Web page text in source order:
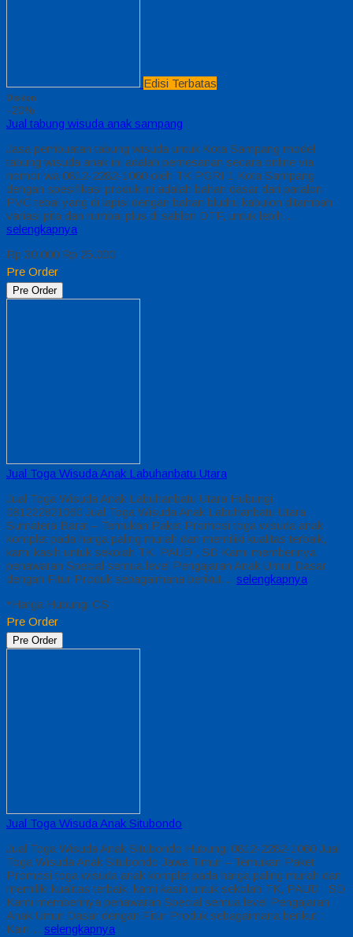
Edisi Terbatas
Diskon
-20%
Jual tabung wisuda anak sampang
Jasa pembuatan tabung wisuda untuk Kota Sampang model
tabung wisuda anak ini adalah pemesanan secara online via
nomor wa 0812-2282-1060 oleh TK PGRI 1 Kota Sampang
dengan spesifikasi produk ini adalah bahan dasar dari paralon
PVC tebal yang di lapisi dengan bahan bludru kabulon ditambah
variasi pita dan rumbai plus di sablon DTF, untuk lebih…
selengkapnya
Rp 30.000 Rp 25.000
Pre Order
Pre Order
Jual Toga Wisuda Anak Labuhanbatu Utara
Jual Toga Wisuda Anak Labuhanbatu Utara Hubungi
081222821060 Jual Toga Wisuda Anak Labuhanbatu Utara
Sumatera Barat – Temukan Paket Promosi toga wisuda anak
komplet pada harga paling murah dan memiliki kualitas terbaik,
kami kasih untuk sekolah TK, PAUD , SD Kami memberinya
penawaran Special semua level Pengajaran Anak Umur Dasar
dengan Fitur Produk sebagaimana berikut… selengkapnya
*Harga Hubungi CS
Pre Order
Pre Order
Jual Toga Wisuda Anak Situbondo
Jual Toga Wisuda Anak Situbondo Hubungi 0812-2282-1060 Jual
Toga Wisuda Anak Situbondo Jawa Timur – Temukan Paket
Promosi toga wisuda anak komplet pada harga paling murah dan
memiliki kualitas terbaik, kami kasih untuk sekolah TK, PAUD , SD
Kami memberinya penawaran Special semua level Pengajaran
Anak Umur Dasar dengan Fitur Produk sebagaimana berikut :
Kain… selengkapnya